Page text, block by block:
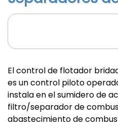
El control de flotador
es un control piloto
instala en el sumidero de
filtro/separador de
abastecimiento de